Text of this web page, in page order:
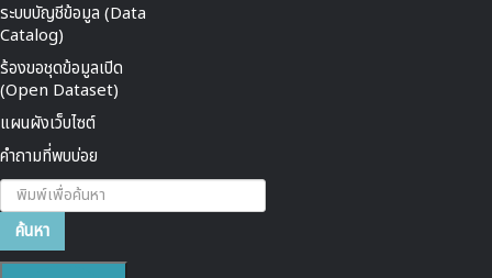
ระบบบัญชีข้อมูล (Data
Catalog)
ร้องขอชุดข้อมูลเปิด
(Open Dataset)
แผนผังเว็บไซต์
คำถามที่พบบ่อย
ค้นหา...
ค้นหา